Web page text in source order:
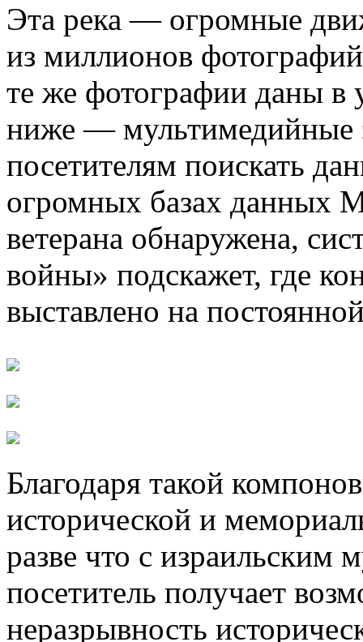
Эта река — огромные
из миллионов
те же фотографии даны в
ниже — мультимедийные
посетителям поискать
огромных базах данных
ветерана обнаружена,
войны» подскажет, где
выставлено на
Благодаря такой
исторической и
разве что с
посетитель получает
неразрывность